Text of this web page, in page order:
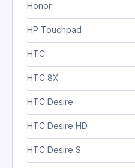
Honor
HP Touchpad
HTC
HTC 8X
HTC Desire
HTC Desire HD
HTC Desire S